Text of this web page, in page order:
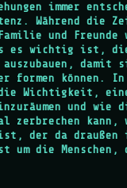
immer
Während die
und Freunde
es wichtig ist,
auszubauen,
formen können. In
Wichtigkeit,
und wie
zerbrechen kann,
der da draußen
um die Menschen,